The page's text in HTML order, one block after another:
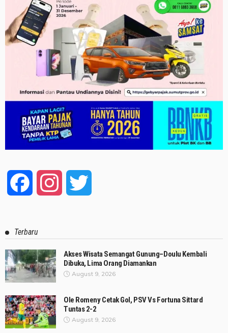
Facebook Instagram
Terbaru
Akses Wisata Semangat Gunung–Doulu Kembali
Dibuka, Lima Orang Diamankan
August 9, 2026
Ole Romeny Cetak Gol, PSV Vs Fortuna Sittard
Tuntas 2-2
August 9, 2026